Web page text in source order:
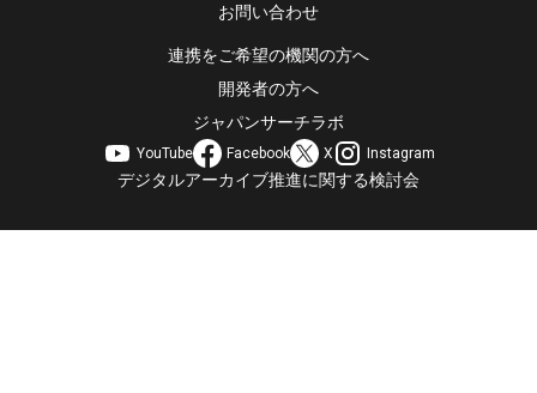
お問い合わせ
連携をご希望の機関の方へ
開発者の方へ
ジャパンサーチラボ
YouTube Facebook X Instagram
デジタルアーカイブ推進に関する検討会